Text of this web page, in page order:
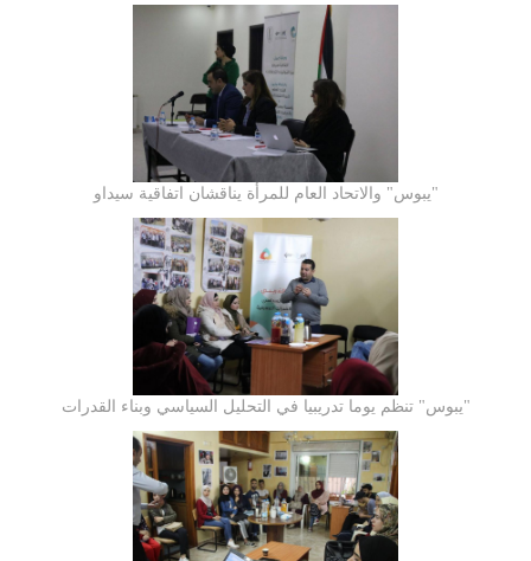
"يبوس" والاتحاد العام للمرأة يناقشان اتفاقية سيداو
"يبوس" تنظم يوما تدريبيا في التحليل السياسي وبناء القدرات